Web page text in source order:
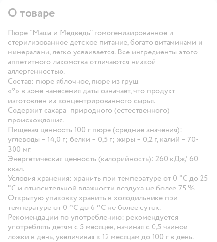
О товаре
Пюре "Маша и Медведь" гомогенизированное и
стерилизованное детское питание, богато витаминами и
минералами, легко усваивается. Все ингредиенты этого
аппетитного лакомства отличаются низкой
аллергенностью.
Состав: пюре яблочное, пюре из груш.
«*» в зоне нанесения даты означает, что продукт
изготовлен из концентрированного сырья.
Содержит сахара природного (естественного)
происхождения.
Пищевая ценность 100 г пюре (средние значения):
углеводы – 14,0 г; белки – 0,5 г; жиры – 0,2 г, калий – 70-
300 мг.
Энергетическая ценность (калорийность): 260 кДж/ 60
ккал.
Условия хранения: хранить при температуре от 0 °С до 25
°С и относительной влажности воздуха не более 75 %.
Открытую упаковку хранить в холодильнике при
температуре от 0 ºС до 6 ºС не более суток.
Рекомендации по употреблению: рекомендуется
употреблять детям с 5 месяцев, начиная с 0,5 чайной
ложки в день, увеличивая к 12 месяцам до 100 г в день.